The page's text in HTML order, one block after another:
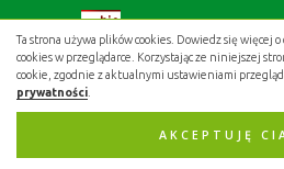
Ta strona używa plików cookies. Dowiedz się więcej
cookies w przeglądarce. Korzystając ze niniejszej
cookie, zgodnie z aktualnymi ustawieniami
prywatności
AKCEPTUJĘ
Aplikacja